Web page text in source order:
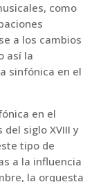
como
a los cambios
así la
sinfónica en el
en el
siglo XVIII y
tipo de
a la influencia
la orquesta